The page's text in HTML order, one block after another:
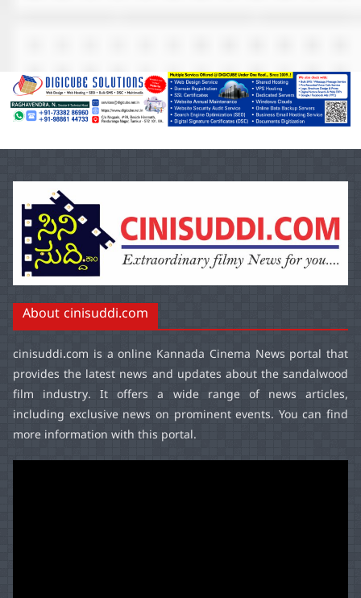
About cinisuddi.com
cinisuddi.com is a online Kannada Cinema News portal that
provides the latest news and updates about the sandalwood
film industry. It offers a wide range of news articles,
including exclusive news on prominent events. You can find
more information with this portal.